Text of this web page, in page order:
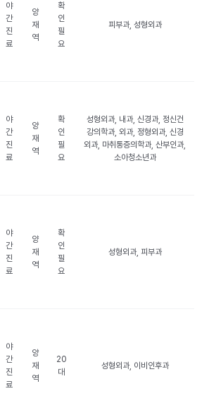
야
간
진
료
양
재
역
확
인
필
요
피부과, 성형외과
야
간
진
료
양
재
역
확
인
필
요
성형외과, 내과, 신경과, 정신건
강의학과, 외과, 정형외과, 신경
외과, 마취통증의학과, 산부인과,
소아청소년과
야
간
진
료
양
재
역
확
인
필
요
성형외과, 피부과
야
간
진
료
양
재
역
20
대
성형외과, 이비인후과